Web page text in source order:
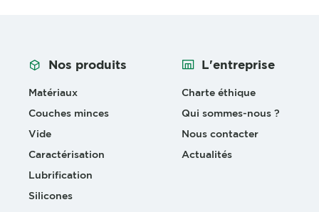
Nos produits
Matériaux
Couches minces
Vide
Caractérisation
Lubrification
Silicones
L'entreprise
Charte éthique
Qui sommes-nous ?
Nous contacter
Actualités